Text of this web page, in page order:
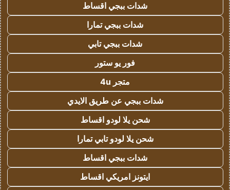
شدات ببجي اقساط
شدات ببجي تمارا
شدات ببجي تابي
فور يو ستور
متجر 4u
شدات ببجي عن طريق الايدي
شحن يلا لودو اقساط
شحن يلا لودو تابي تمارا
شدات ببجي اقساط
ايتونز امريكي اقساط